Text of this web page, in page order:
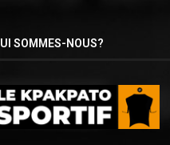
SOMMES-NOUS?